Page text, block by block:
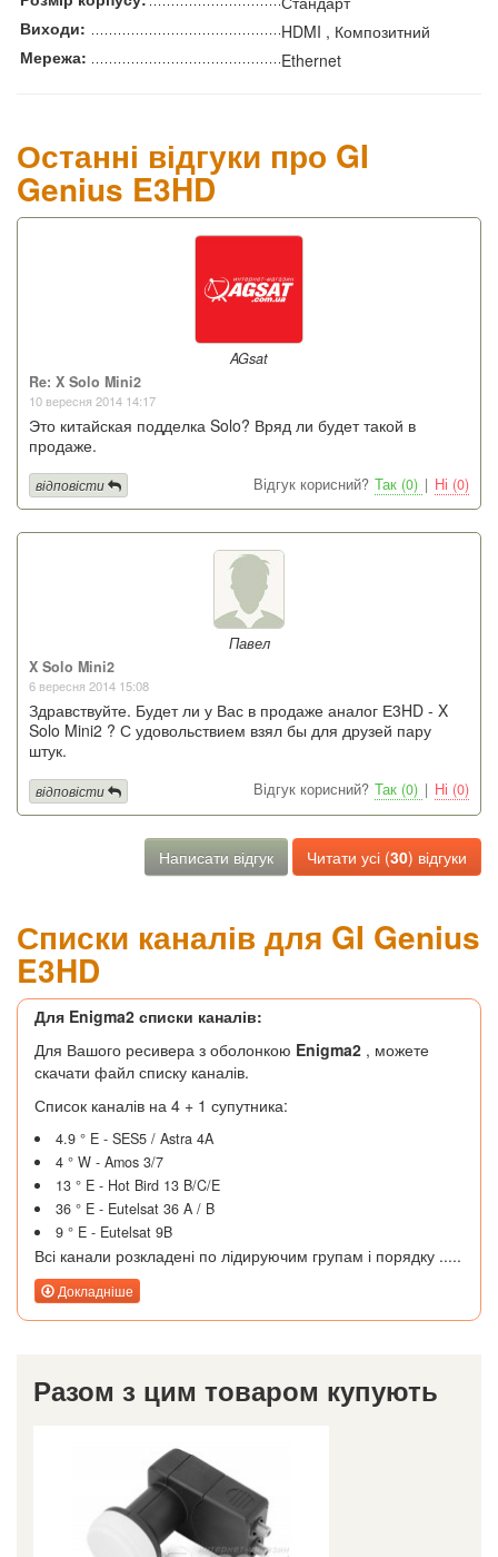
Виходи:
HDMI , Композитний
Мережа:
Ethernet
Останні відгуки про GI
Genius E3HD
AGsat
Re: X Solo Mini2
10 вересня 2014 14:17
Это китайская подделка Solo? Вряд ли будет такой в
продаже.
Відгук корисний? Так (0) | Ні (0)
відповісти
Павел
X Solo Mini2
6 вересня 2014 15:08
Здравствуйте. Будет ли у Вас в продаже аналог Е3HD - X
Solo Mini2 ? С удовольствием взял бы для друзей пару
штук.
Відгук корисний? Так (0) | Ні (0)
відповісти
Написати відгук Читати усі (30) відгуки
Списки каналів для GI Genius
E3HD
Для Enigma2 списки каналів:
Для Вашого ресивера з оболонкою Enigma2 , можете
скачати файл списку каналів.
Список каналів на 4 + 1 супутника:
4.9 ° E - SES5 / Astra 4A
4 ° W - Amos 3/7
13 ° E - Hot Bird 13 B/C/E
36 ° E - Eutelsat 36 A / B
9 ° E - Eutelsat 9B
Всі канали розкладені по лідируючим групам і порядку .....
Докладніше
Разом з цим товаром купують